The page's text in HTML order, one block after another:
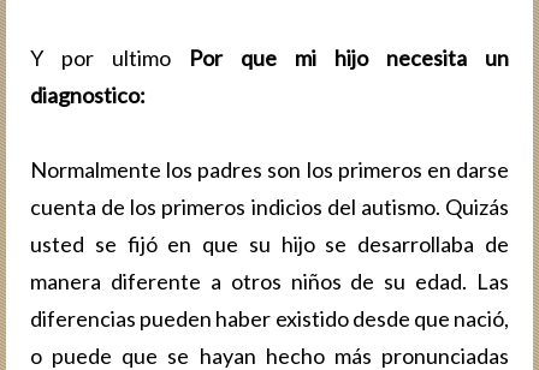
Y por ultimo Por que mi hijo necesita un
diagnostico:
Normalmente los padres son los primeros en darse
cuenta de los primeros indicios del autismo. Quizás
usted se fijó en que su hijo se desarrollaba de
manera diferente a otros niños de su edad. Las
diferencias pueden haber existido desde que nació,
o puede que se hayan hecho más pronunciadas